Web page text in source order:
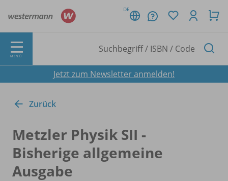
DE
MENÜ
Jetzt zum Newsletter anmelden!
Zurück
Metzler Physik SII -
Bisherige allgemeine
Ausgabe